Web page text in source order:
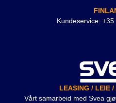
Kundeservice:
LEASING / LEIE /
Vårt samarbeid med Svea